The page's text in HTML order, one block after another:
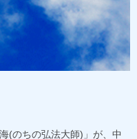
(のちの弘法大師)」が、中